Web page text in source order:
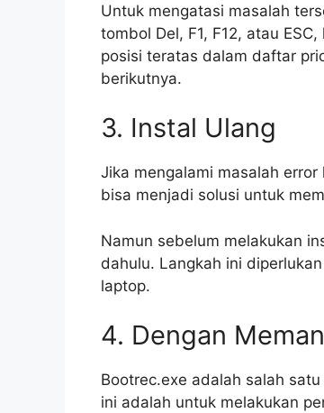
Untuk mengatasi masalah
tombol Del, F1, F12, atau
posisi teratas dalam daftar
berikutnya.
3. Instal Ulang
Jika mengalami masalah
bisa menjadi solusi untuk
Namun sebelum melakukan
dahulu. Langkah ini
laptop.
4. Dengan
Bootrec.exe adalah salah
ini adalah untuk melakukan